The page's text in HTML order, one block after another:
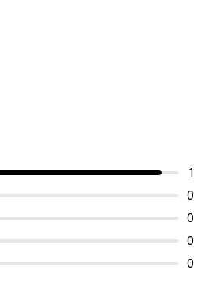
1
0
0
0
0